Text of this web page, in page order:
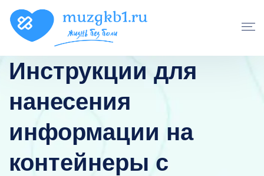
Инструкции для
нанесения
информации на
контейнеры с